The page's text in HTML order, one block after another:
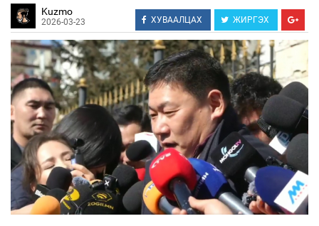
Kuzmo
2026-03-23 ХУВААЛЦАХ ЖИРГЭХ